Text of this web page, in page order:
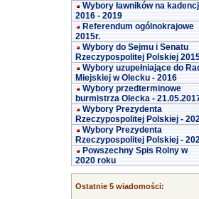
Wybory ławników na
2016 - 2019
Referendum ogólnokrajowe
2015r.
Wybory do Sejmu i Senatu
Rzeczypospolitej Polskiej
Wybory uzupełniające do
Miejskiej w Olecku - 2016
Wybory przedterminowe
burmistrza Olecka -
Wybory Prezydenta
Rzeczypospolitej Polskiej -
Wybory Prezydenta
Rzeczypospolitej Polskiej -
Powszechny Spis Rolny w
2020 roku
Ostatnie 5 wiadomości: